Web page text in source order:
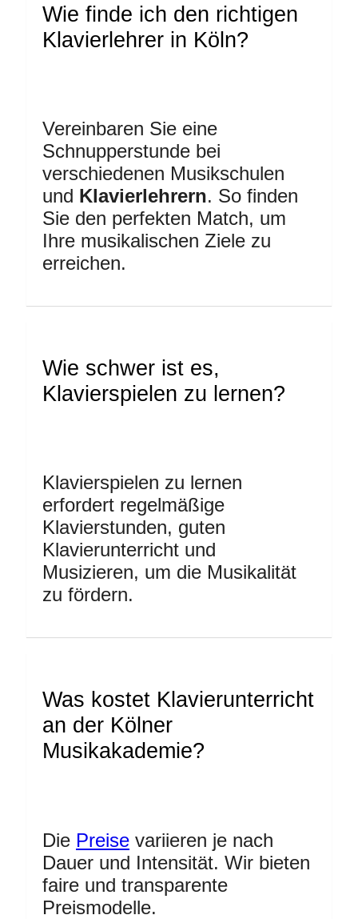
Wie finde ich den richtigen
Klavierlehrer in Köln?
Vereinbaren Sie eine
Schnupperstunde bei
verschiedenen Musikschulen
und Klavierlehrern. So finden
Sie den perfekten Match, um
Ihre musikalischen Ziele zu
erreichen.
Wie schwer ist es,
Klavierspielen zu lernen?
Klavierspielen zu lernen
erfordert regelmäßige
Klavierstunden, guten
Klavierunterricht und
Musizieren, um die Musikalität
zu fördern.
Was kostet Klavierunterricht
an der Kölner
Musikakademie?
Die Preise variieren je nach
Dauer und Intensität. Wir bieten
faire und transparente
Preismodelle.